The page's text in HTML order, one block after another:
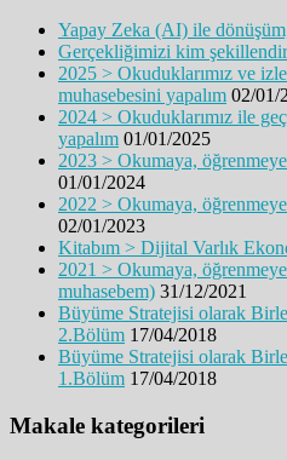
Yapay Zeka (AI) ile
Gerçekliğimizi kim
2025 > Okuduklarımız ve
muhasebesini yapalım 02/01/
2024 > Okuduklarımız ile
yapalım 01/01/2025
2023 > Okumaya,
01/01/2024
2022 > Okumaya,
02/01/2023
Kitabım > Dijital Varlık
2021 > Okumaya,
muhasebem) 31/12/2021
Büyüme Stratejisi olarak
2.Bölüm 17/04/2018
Büyüme Stratejisi olarak
1.Bölüm 17/04/2018
Makale kategorileri